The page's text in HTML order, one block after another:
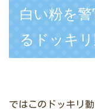
白い粉を
るドッキ
ではこのドッキリ